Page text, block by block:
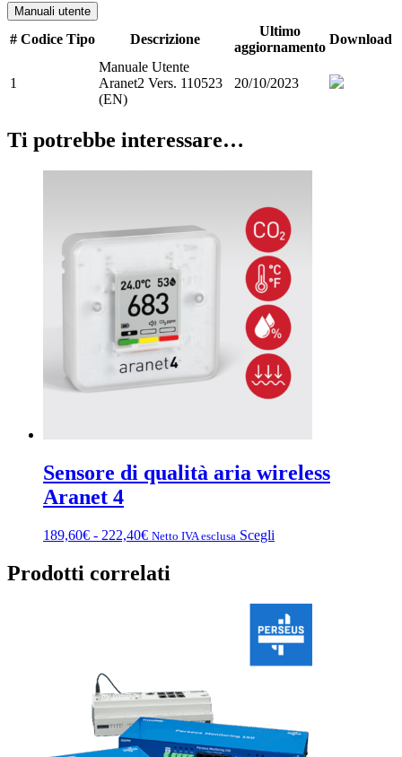
Manuali utente
# Codice Tipo Descrizione
Ultimo
aggiornamento
Download
1
Manuale Utente
Aranet2 Vers. 110523
(EN)
20/10/2023
Ti potrebbe interessare…
Sensore di qualità aria wireless
Aranet 4
189,60€ - 222,40€Fascia
prezzo:
da
Netto IVA esclusa Scegli
Le
opzioni
possono
essere
del
prodotto
Prodotti correlati